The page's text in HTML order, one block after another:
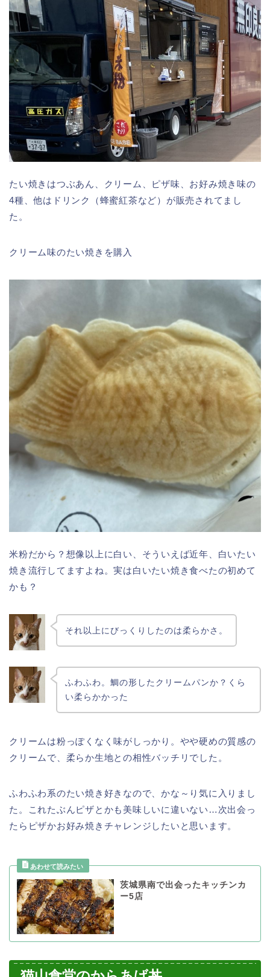
たい焼きはつぶあん、クリーム、ピザ味、お好み焼き味の
4種、他はドリンク（蜂蜜紅茶など）が販売されてまし
た。
クリーム味のたい焼きを購入
米粉だから？想像以上に白い、そういえば近年、白いたい
焼き流行してますよね。実は白いたい焼き食べたの初めて
かも？
それ以上にびっくりしたのは柔らかさ。
ふわふわ。鯛の形したクリームパンか？くら
い柔らかかった
クリームは粉っぽくなく味がしっかり。やや硬めの質感の
クリームで、柔らか生地との相性バッチリでした。
ふわふわ系のたい焼き好きなので、かな～り気に入りまし
た。これたぶんピザとかも美味しいに違いない…次出会っ
たらピザかお好み焼きチャレンジしたいと思います。
茨城県南で出会ったキッチンカ
ー5店